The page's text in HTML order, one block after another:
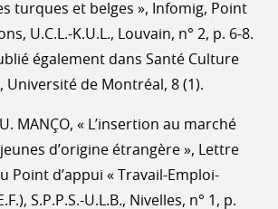
turques et belges », Infomig, Point
U.C.L.-K.U.L., Louvain, n° 2, p. 6-8.
également dans Santé Culture
Université de Montréal, 8 (1).
MANÇO, « L’insertion au marché
d’origine étrangère », Lettre
Point d’appui « Travail-Emploi-
S.P.P.S.-U.L.B., Nivelles, n° 1, p.